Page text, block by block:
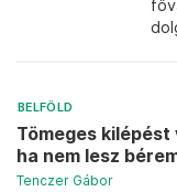
BELFÖLD
Tömeges
ha nem lesz
Tenczer Gábor